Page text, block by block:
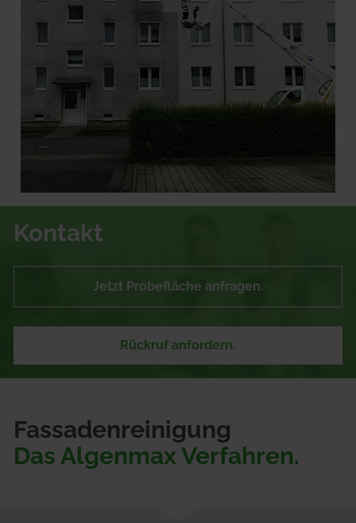
Kontakt
Jetzt Probefläche anfragen.
Rückruf anfordern.
Fassadenreinigung
Das Algenmax Verfahren.